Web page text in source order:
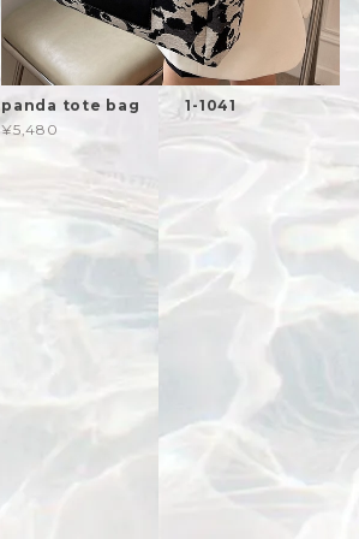
panda tote bag 1-1041
¥5,480